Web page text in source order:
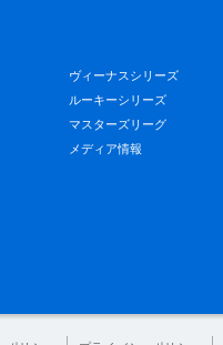
ヴィーナスシリーズ
ルーキーシリーズ
マスターズリーグ
メディア情報